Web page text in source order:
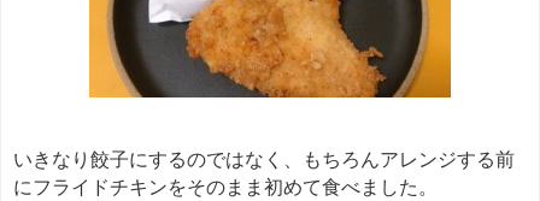
いきなり餃子にするのではなく、もちろんアレンジする前
にフライドチキンをそのまま初めて食べました。